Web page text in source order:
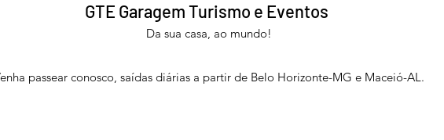
GTE Garagem Turismo e Eventos
Da sua casa, ao mundo!
passear conosco, saídas diárias a partir de Belo Horizonte-MG e Maceió-AL.